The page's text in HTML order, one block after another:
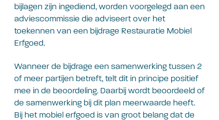
bijlagen zijn ingediend, worden voorgelegd aan een
adviescommissie die adviseert over het
toekennen van een bijdrage Restauratie Mobiel
Erfgoed.
Wanneer de bijdrage een samenwerking tussen 2
of meer partijen betreft, telt dit in principe positief
mee in de beoordeling. Daarbij wordt beoordeeld of
de samenwerking bij dit plan meerwaarde heeft.
Bij het mobiel erfgoed is van groot belang dat de